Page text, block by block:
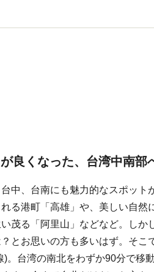
良くなった、台湾中南部
中、台南にも魅力的なスポット
る港町「高雄」や、美しい自然
茂る「阿里山」などなど。しか
とお思いの方も多いはず。そこ
。台湾の南北をわずか90分で移